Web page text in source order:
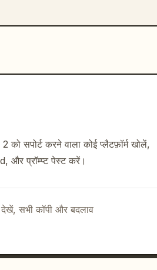
को सपोर्ट करने वाला कोई प्लैटफ़ॉर्म खोलें,
और प्रॉम्प्ट पेस्ट करें।
देखें, सभी कॉपी और बदलाव